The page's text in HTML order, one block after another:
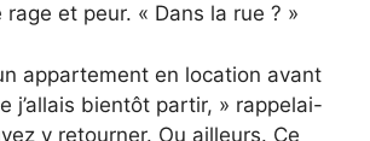
et peur. « Dans la rue ? »
appartement en location avant
j’allais bientôt partir, » rappelai-
y retourner. Ou ailleurs. Ce